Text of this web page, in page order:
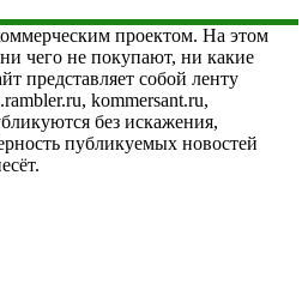
проектом. На этом
чего не покупают, ни какие
представляет собой ленту
kommersant.ru,
без искажения,
публикуемых новостей